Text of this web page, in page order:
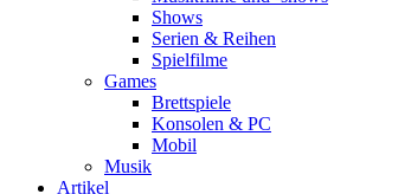
Shows
Serien & Reihen
Spielfilme
Games
Brettspiele
Konsolen & PC
Mobil
Musik
Artikel